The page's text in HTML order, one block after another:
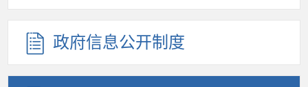
政府信息公开制度